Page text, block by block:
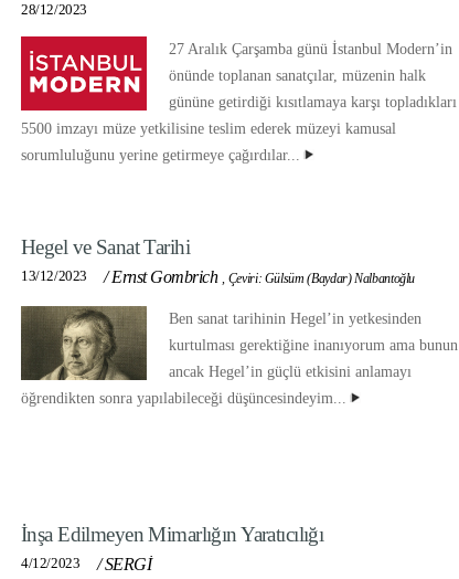
28/12/2023
27 Aralık Çarşamba günü İstanbul Modern’in
önünde toplanan sanatçılar, müzenin halk
gününe getirdiği kısıtlamaya karşı topladıkları
5500 imzayı müze yetkilisine teslim ederek müzeyi kamusal
sorumluluğunu yerine getirmeye çağırdılar...
Hegel ve Sanat Tarihi
13/12/2023 /Ernst Gombrich , Çeviri: Gülsüm (Baydar) Nalbantoğlu
Ben sanat tarihinin Hegel’in yetkesinden
kurtulması gerektiğine inanıyorum ama bunun
ancak Hegel’in güçlü etkisini anlamayı
öğrendikten sonra yapılabileceği düşüncesindeyim...
İnşa Edilmeyen Mimarlığın Yaratıcılığı
4/12/2023 /SERGİ